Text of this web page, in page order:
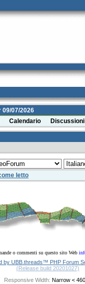
09/07/2026
Calendario
letto
o commenti su questo sito Web
by UBB.threads™ PHP Forum
(Release build 20201027)
Responsive Width: